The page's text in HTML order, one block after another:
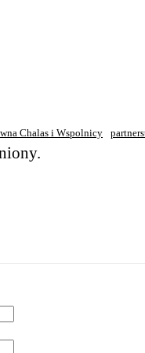
Chalas i Wspolnicy